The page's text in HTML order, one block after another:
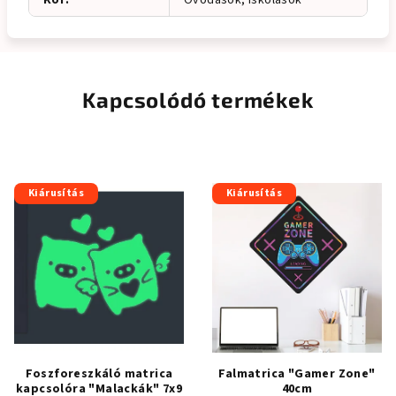
Kapcsolódó termékek
Kiárusítás
Foszforeszkáló matrica
kapcsolóra "Malackák" 7x9
Kiárusítás
Falmatrica "Gamer Zone"
40cm